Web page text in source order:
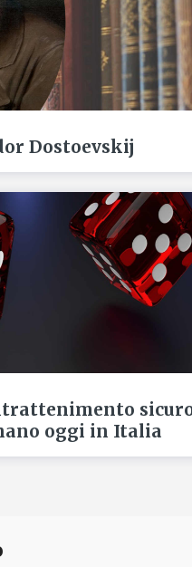
Dostoevskij
oggi in Italia